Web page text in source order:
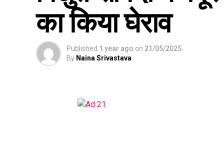
का किया घेराव
Published 1 year ago on 21/05/2025
By Naina Srivastava